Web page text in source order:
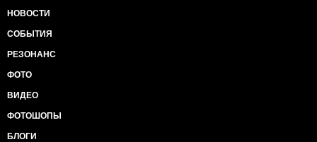
НОВОСТИ
СОБЫТИЯ
РЕЗОНАНС
ФОТО
ВИДЕО
ФОТОШОПЫ
БЛОГИ